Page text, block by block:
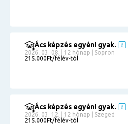
Ács képzés egyéni gyak.
2026. 03. 08. | 12 hónap | Sopron
215.000Ft/félév-tól
Ács képzés egyéni gyak.
2026. 03. 12. | 12 hónap | Szeged
215.000Ft/félév-tól